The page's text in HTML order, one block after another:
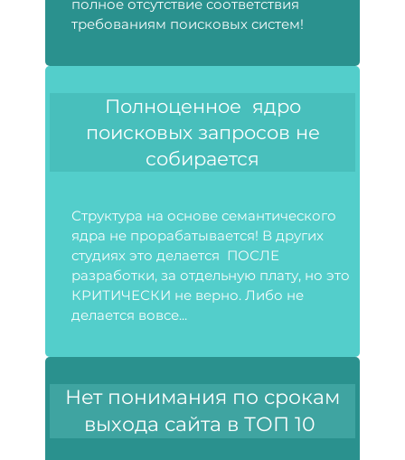
полное отсутствие соответствия
требованиям поисковых систем!
Полноценное ядро
поисковых запросов не
собирается
Структура на основе семантического
ядра не прорабатывается! В других
студиях это делается ПОСЛЕ
разработки, за отдельную плату, но это
КРИТИЧЕСКИ не верно. Либо не
делается вовсе...
Нет понимания по срокам
выхода сайта в ТОП 10